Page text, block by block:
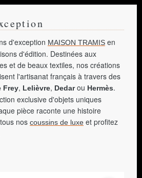
d'exception MAISON TRAMIS en
d'édition. Destinées aux
et de beaux textiles, nos créations
l'artisanat français à travers des
Frey, Lelièvre, Dedarou Hermès.
exclusive d'objets uniques
pièce raconte une histoire
nos coussins de luxe et profitez